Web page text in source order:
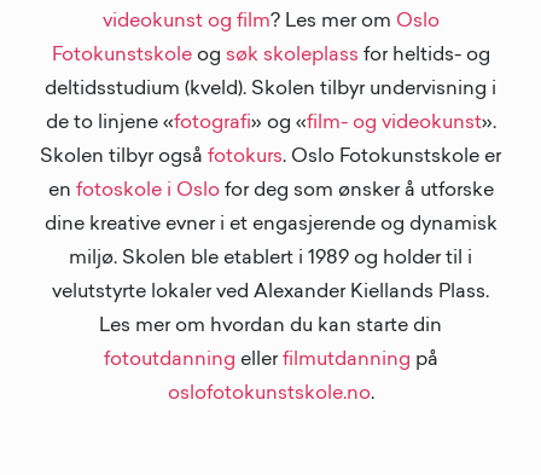
videokunst og film? Les mer om Oslo
Fotokunstskoleog søk skoleplass for heltids- og
deltidsstudium (kveld). Skolen tilbyr undervisning i
de to linjene «fotografi» og «film- og videokunst».
Skolen tilbyr også fotokurs. Oslo Fotokunstskole er
en fotoskole i Oslofor deg som ønsker å utforske
dine kreative evner i et engasjerende og dynamisk
miljø. Skolen ble etablert i 1989 og holder til i
velutstyrte lokaler ved Alexander Kiellands Plass.
Les mer om hvordan du kan starte din
fotoutdanning ellerfilmutdanning på
oslofotokunstskole.no.